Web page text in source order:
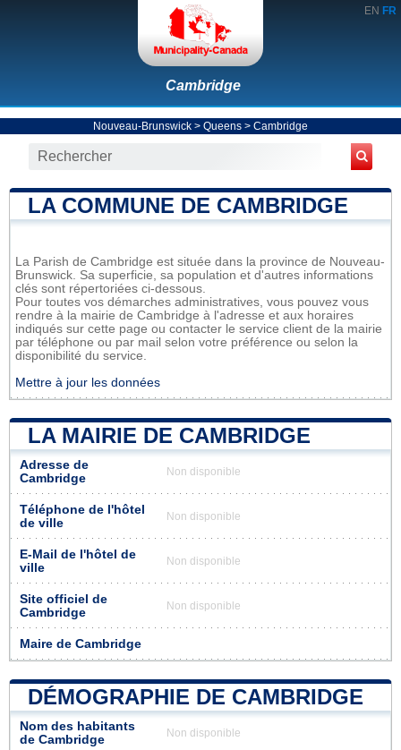
EN FR
Cambridge
Nouveau-Brunswick > Queens > Cambridge
LA COMMUNE DE CAMBRIDGE
La Parish de Cambridge est située dans la province de Nouveau-
Brunswick. Sa superficie, sa population et d'autres informations
clés sont répertoriées ci-dessous.
Pour toutes vos démarches administratives, vous pouvez vous
rendre à la mairie de Cambridge à l'adresse et aux horaires
indiqués sur cette page ou contacter le service client de la mairie
par téléphone ou par mail selon votre préférence ou selon la
disponibilité du service.
Mettre à jour les données
LA MAIRIE DE CAMBRIDGE
Adresse de
Cambridge
Non disponible
Téléphone de l'hôtel
de ville
Non disponible
E-Mail de l'hôtel de
ville
Non disponible
Site officiel de
Cambridge
Non disponible
Maire de Cambridge
DÉMOGRAPHIE DE CAMBRIDGE
Nom des habitants
de Cambridge
Non disponible